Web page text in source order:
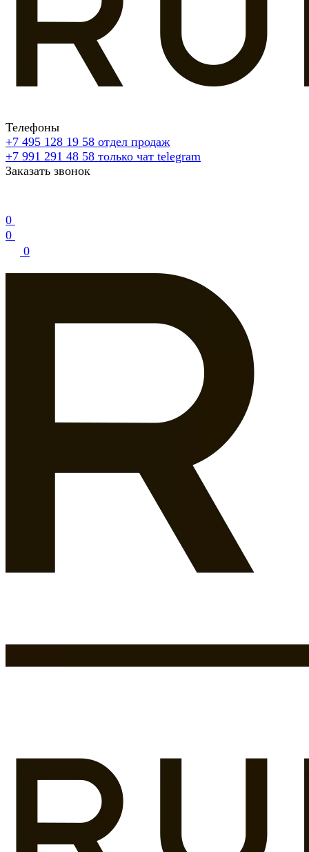
Телефоны
+7 495 128 19 58 отдел продаж
+7 991 291 48 58 только чат telegram
Заказать звонок
0
0
0